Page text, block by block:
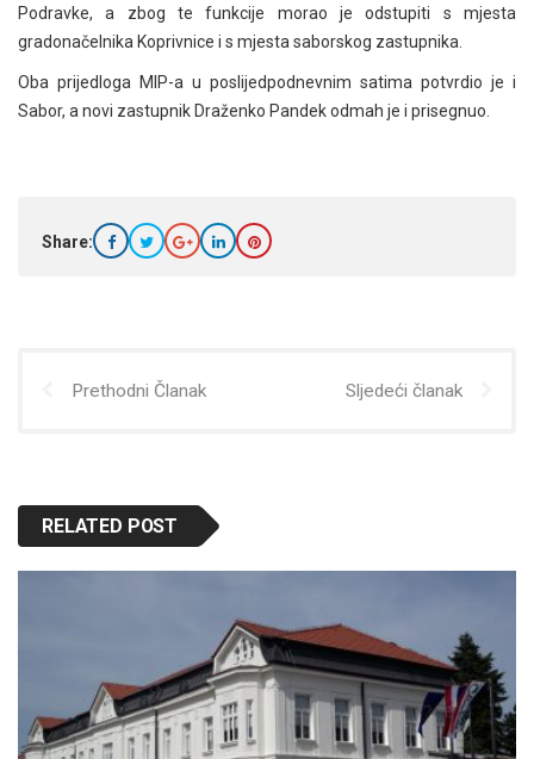
Podravke, a zbog te funkcije morao je odstupiti s mjesta
gradonačelnika Koprivnice i s mjesta saborskog zastupnika.
Oba prijedloga MIP-a u poslijedpodnevnim satima potvrdio je i
Sabor, a novi zastupnik Draženko Pandek odmah je i prisegnuo.
Share:
Prethodni Članak Sljedeći članak
RELATED POST